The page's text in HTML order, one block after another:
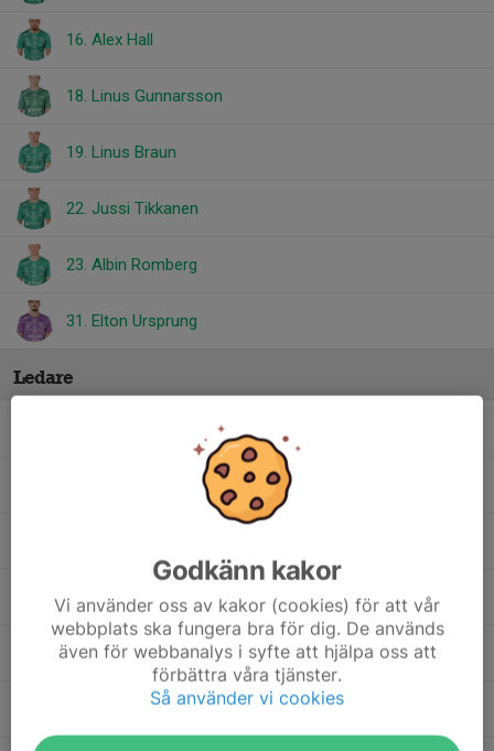
16. Alex Hall
18. Linus Gunnarsson
19. Linus Braun
22. Jussi Tikkanen
23. Albin Romberg
31. Elton Ursprung
Ledare
Ass tränare
Jimmy HolgerssonPlayer manager
Max LindénHuvudtränare
Niclas LundholmMaterialförvaltare
Ass. Tränare
Godkänn kakor
Vi använder oss av kakor (cookies) för att vår
webbplats ska fungera bra för dig. De används
även för webbanalys i syfte att hjälpa oss att
förbättra våra tjänster.
Så använder vi cookies